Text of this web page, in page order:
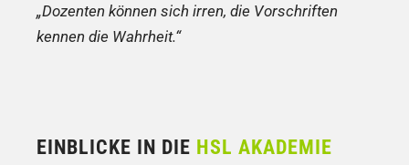
„Dozenten können sich irren, die Vorschriften
kennen die Wahrheit.“
EINBLICKE IN DIE HSL AKADEMIE